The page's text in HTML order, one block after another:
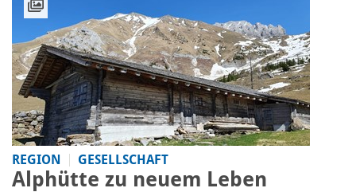
REGION GESELLSCHAFT
Alphütte zu neuem Leben